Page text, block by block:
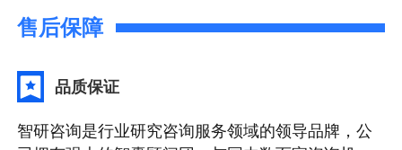
售后保障
品质保证
智研咨询是行业研究咨询服务领域的领导品牌，公